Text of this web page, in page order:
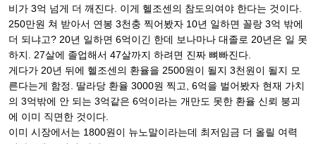
비가 3억 넘게 더 깨진다. 이게 헬조센의 참도의여야 한다는 것이다.
250만원 쳐 받아서 연봉 3천충 찍어봤자 10년 일하면 꼴랑 3억 밖에
더 되냐고? 20년 일하면 6억이긴 한데 보나마나 대졸로 20년은 일 못
하지. 27살에 졸업해서 47살까지 하려면 진짜 뼈빠진다.
게다가 20년 뒤에 헬조센의 환율을 2500원이 될지 3천원이 될지 모
른다는게 함정. 딸라당 환율 3000원 찍고, 6억을 벌어봤자 현재 가치
의 3억밖에 안 되는 3억같은 6억이라는 개만도 못한 환율 신뢰 붕괴
에 이미 직면한 것이다.
이미 시장에서는 1800원이 뉴노말이라는데 최저임금 더 올릴 여력